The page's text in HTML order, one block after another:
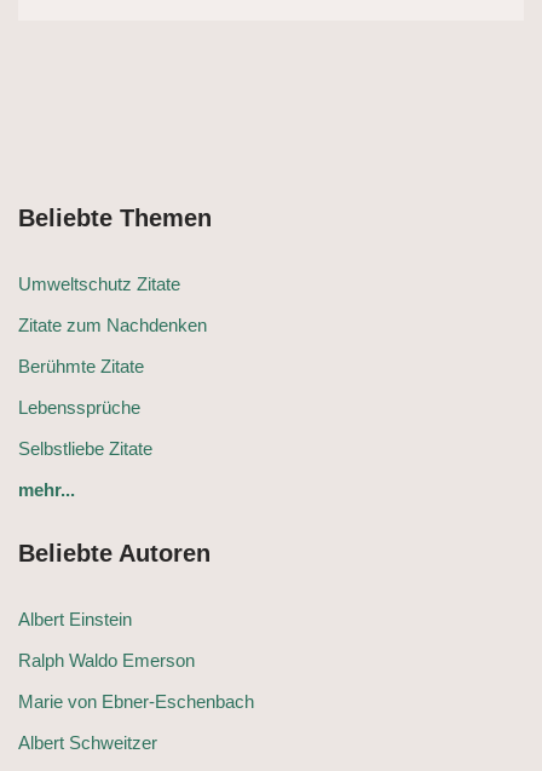
Beliebte Themen
Umweltschutz Zitate
Zitate zum Nachdenken
Berühmte Zitate
Lebenssprüche
Selbstliebe Zitate
mehr...
Beliebte Autoren
Albert Einstein
Ralph Waldo Emerson
Marie von Ebner-Eschenbach
Albert Schweitzer